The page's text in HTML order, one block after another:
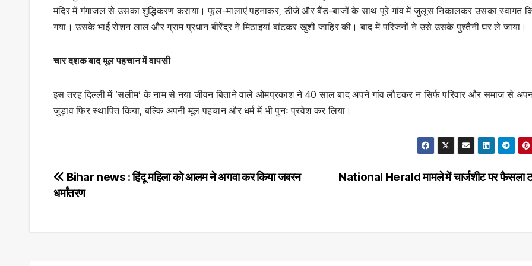
मंदिर में गंगाजल से उसका शुद्धिकरण कराया। फूल-मालाएं पहनाकर, डीजे और बैंड-बाजों के साथ पूरे गांव में जुलूस निकालकर उसका स्वागत
गया। उसके भाई रोशन लाल और ग्राम प्रधान बीरेंद्र ने मिठाइयां बांटकर खुशी जाहिर की। बाद में परिजनों ने उसे उसके पुश्तैनी घर ले जाया।
चार दशक बाद मूल पहचान में वापसी
इस तरह दिल्ली में ‘सलीम’ के नाम से नया जीवन बिताने वाले ओमप्रकाश ने 40 साल बाद अपने गांव लौटकर न सिर्फ परिवार और समाज से
जुड़ाव फिर स्थापित किया, बल्कि अपनी मूल पहचान और धर्म में भी पुनः प्रवेश कर लिया।
Post
navigation
National Herald मामले में चार्जशीट पर फैसला
Bihar news : हिंदू महिला को आलम ने अगवा कर किया जबरन
धर्मांतरण